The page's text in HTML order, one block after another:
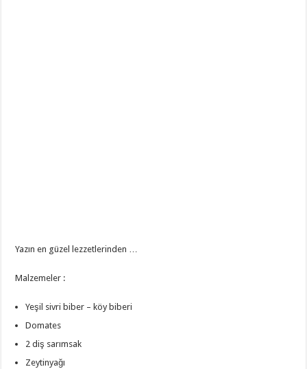
Yazın en güzel lezzetlerinden …
Malzemeler :
Yeşil sivri biber – köy biberi
Domates
2 diş sarımsak
Zeytinyağı